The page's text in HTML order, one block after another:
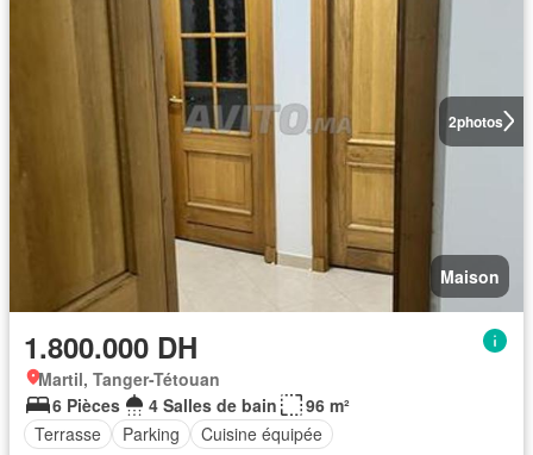
2photos
Maison
1.800.000 DH
Martil, Tanger-Tétouan
6 Pièces
4 Salles de bain
96 m²
Terrasse
Parking Cuisine équipée